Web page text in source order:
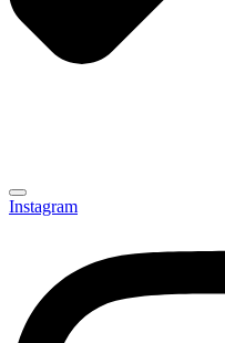
Instagram